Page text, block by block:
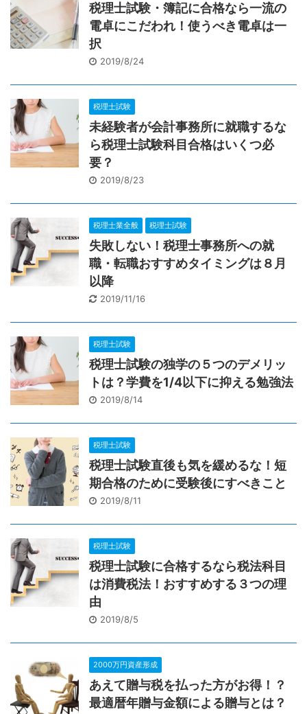
税理士試験・簿記に合格なら一流の
電卓にこだわれ！使うべき電卓は一
択
2019/8/24
税理士試験
未経験者が会計事務所に就職するな
ら税理士試験科目合格はいくつ必
要？
2019/8/23
税理士業全般 税理士試験
失敗しない！税理士事務所への就
職・転職おすすめタイミングは８月
以降
2019/11/16
税理士試験
税理士試験の独学の５つのデメリッ
トは？学費を1/4以下に抑える勉強法
2019/8/14
税理士試験
税理士試験直後も気を緩めるな！短
期合格のために受験後にすべきこと
2019/8/11
税理士試験
税理士試験に合格するなら税法科目
は消費税法！おすすめする３つの理
由
2019/8/5
2000万円資産形成
あえて贈与税を払った方がお得！？
最適暦年贈与金額による贈与とは？